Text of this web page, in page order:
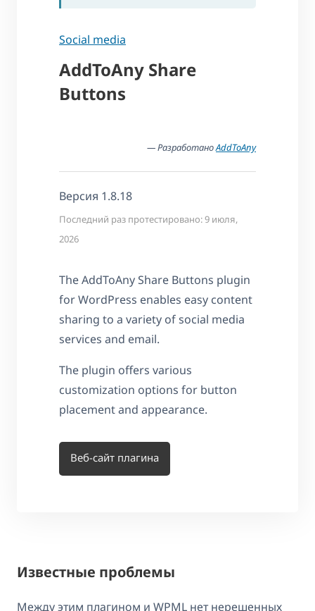
Social media
AddToAny Share
Buttons
— РазработаноAddToAny
Версия 1.8.18
Последний раз протестировано: 9 июля,
2026
The AddToAny Share Buttons plugin
for WordPress enables easy content
sharing to a variety of social media
services and email.
The plugin offers various
customization options for button
placement and appearance.
Веб-сайт плагина
Известные проблемы
Между этим плагином и WPML нет нерешенных